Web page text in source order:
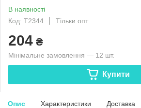
В наявності
Код: T2344
Тільки опт
204 ₴
Мінімальне замовлення — 12 шт.
Купити
Опис Характеристики Доставка